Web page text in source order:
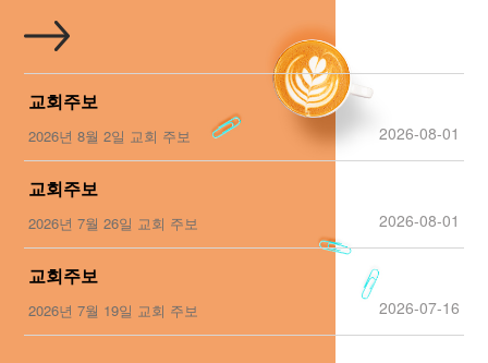
교회주보
2026년 8월 2일 교회 주보 2026-08-01
교회주보
2026년 7월 26일 교회 주보 2026-08-01
교회주보
2026년 7월 19일 교회 주보 2026-07-16